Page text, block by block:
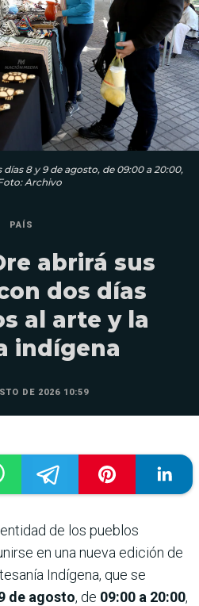
días 8 y 9 de agosto, de 09:00 a 20:00,
Archivo
PAÍS
abrirá sus
dos días
al arte y la
indígena
DE 2026 10:59
de los pueblos
en una nueva edición de
Indígena, que se
de agosto, de 09:00 a 20:00,